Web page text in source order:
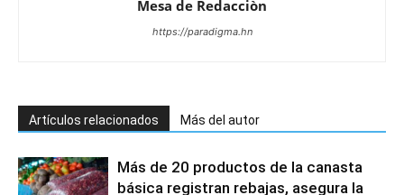
Mesa de Redacciòn
https://paradigma.hn
Artículos relacionados Más del autor
Más de 20 productos de la canasta
básica registran rebajas, asegura la